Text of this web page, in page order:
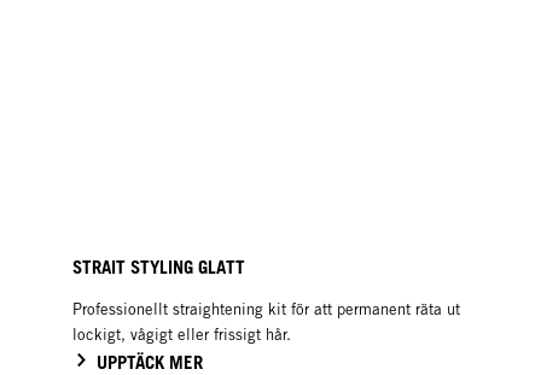
STRAIT STYLING GLATT
Professionellt straightening kit för att permanent räta ut
lockigt, vågigt eller frissigt hår.
UPPTÄCK MER